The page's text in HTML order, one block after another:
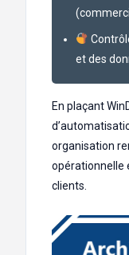
et des
En plaçant
organisation
opérationnelle
clients.